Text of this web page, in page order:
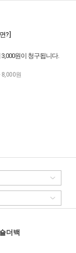
? ]
원이 청구됩니다.
원
더백